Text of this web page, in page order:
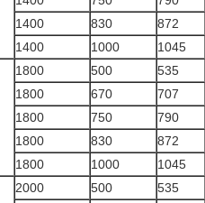
1400
830 872
1400
1000 1045
1800 500 535
1800
670 707
1800
750 790
1800
830 872
1800
1000 1045
2000 500 535